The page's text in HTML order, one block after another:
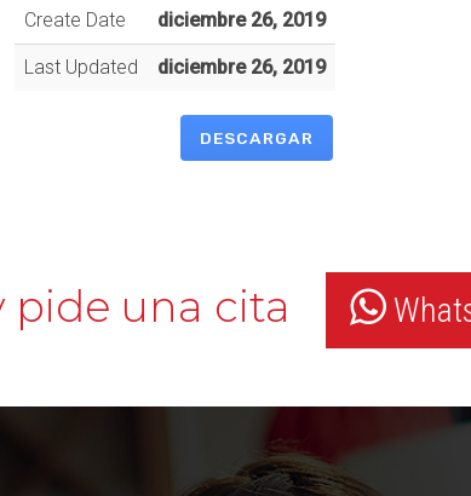
Create Date diciembre 26, 2019
Last Updated diciembre 26, 2019
DESCARGAR
pide una cita